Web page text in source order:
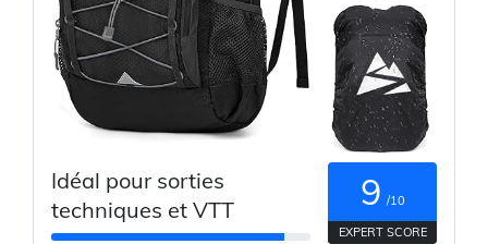
Idéal pour sorties
techniques et VTT
9 /10
EXPERT SCORE